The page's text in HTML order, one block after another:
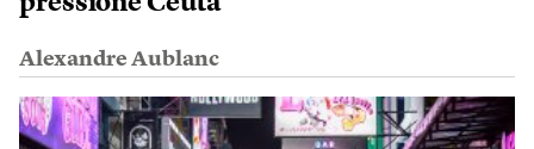
Alexandre Aublanc